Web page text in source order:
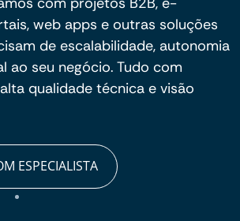
web apps e outras soluções
de escalabilidade, autonomia
ao seu negócio. Tudo com
qualidade técnica e visão
ESPECIALISTA